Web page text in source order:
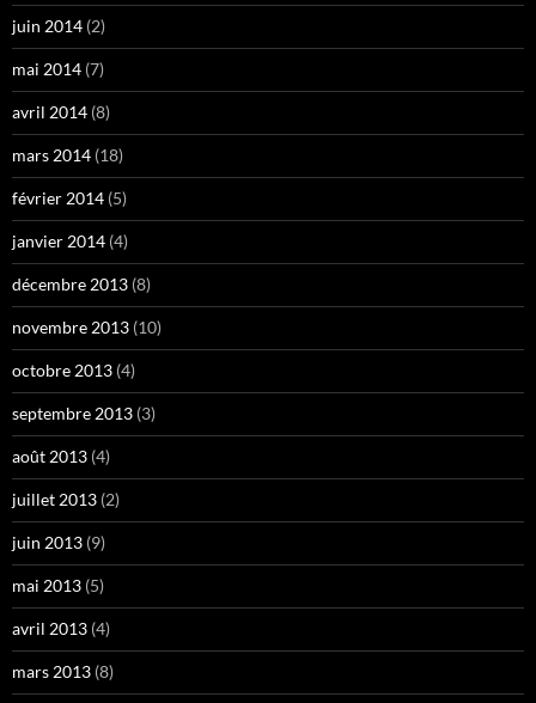
juin 2014 (2)
mai 2014 (7)
avril 2014 (8)
mars 2014 (18)
février 2014 (5)
janvier 2014 (4)
décembre 2013 (8)
novembre 2013 (10)
octobre 2013 (4)
septembre 2013 (3)
août 2013 (4)
juillet 2013 (2)
juin 2013 (9)
mai 2013 (5)
avril 2013 (4)
mars 2013 (8)